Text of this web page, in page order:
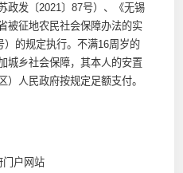
政发〔2021〕87号）、《无锡
被征地农民社会保障办法的实
）的规定执行。不满16周岁的
城乡社会保障，其本人的安置
人民政府按规定足额支付。
门户网站